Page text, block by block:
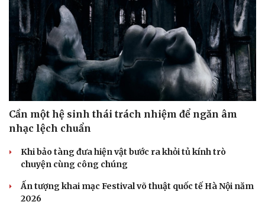
Âm nhạc
Di sản
Sao Việt
Cần một hệ sinh thái trách nhiệm để ngăn âm
nhạc lệch chuẩn
Khi bảo tàng đưa hiện vật bước ra khỏi tủ kính trò
chuyện cùng công chúng
Ấn tượng khai mạc Festival võ thuật quốc tế Hà Nội năm
2026